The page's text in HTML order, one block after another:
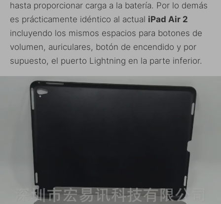
hasta proporcionar carga a la batería. Por lo demás
es prácticamente idéntico al actual iPad Air 2
incluyendo los mismos espacios para botones de
volumen, auriculares, botón de encendido y por
supuesto, el puerto Lightning en la parte inferior.